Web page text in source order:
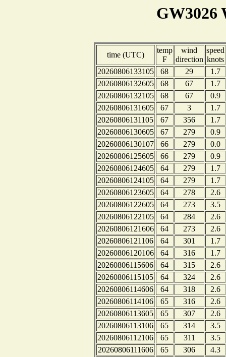
GW3026
time (UTC)
temp
F
wind
direction
speed
knots
20260806133105
68 29
1.7
20260806132605
68 67
1.7
20260806132105
68 67
0.9
20260806131605
67 3
1.7
20260806131105
67 356
1.7
20260806130605
67 279
0.9
20260806130107
66 279
0.0
20260806125605
66 279
0.9
20260806124605
64 279
1.7
20260806124105
64 279
1.7
20260806123605
64 278
2.6
20260806122605
64 273
3.5
20260806122105
64 284
2.6
20260806121606
64 273
2.6
20260806121106
64 301
1.7
20260806120106
64 316
1.7
20260806115606
64 315
2.6
20260806115105
64 324
2.6
20260806114606
64 318
2.6
20260806114106
65 316
2.6
20260806113605
65 307
2.6
20260806113106
65 314
3.5
20260806112106
65 311
3.5
20260806111606
65 306
4.3